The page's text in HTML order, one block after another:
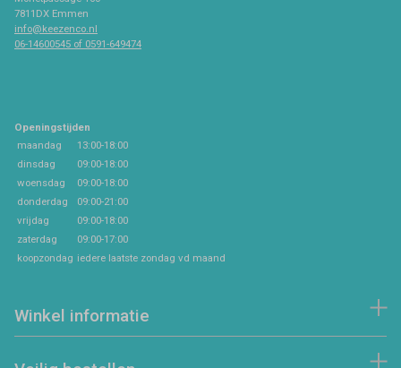
7811DX Emmen
info@keezenco.nl
06-14600545 of 0591-649474
Openingstijden
maandag
13:00-18:00
dinsdag
09:00-18:00
woensdag
09:00-18:00
donderdag
09:00-21:00
vrijdag
09:00-18:00
zaterdag
09:00-17:00
koopzondag iedere laatste zondag vd maand
Winkel informatie